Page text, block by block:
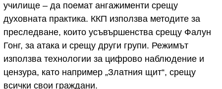
училище – да поемат ангажименти срещу
духовната практика. ККП използва методите за
преследване, които усъвършенства срещу Фалун
Гонг, за атака и срещу други групи. Режимът
използва технологии за цифрово наблюдение и
цензура, като например „Златния щит“, срещу
всички свои граждани.